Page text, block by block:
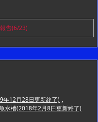
告(6/23)
年12月28日更新終了) ,
水槽(2018年2月8日更新終了)